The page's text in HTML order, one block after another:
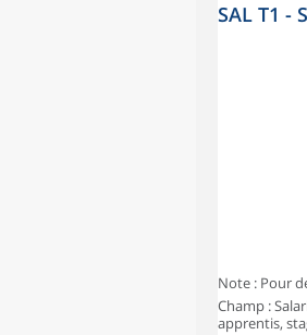
SAL T1 -
Note : Pour
Champ :
apprentis,